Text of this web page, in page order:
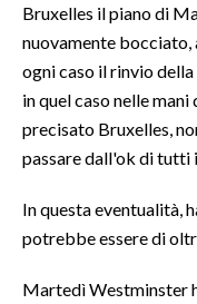
SARDI NEL MONDO
EVENTI
3 MINUTI CON
Bruxelles il piano di
nuovamente bocciato,
ogni caso il rinvio
in quel caso nelle
precisato Bruxelles,
passare dall'ok di tutti
In questa eventualità,
potrebbe essere di
Martedì Westminster